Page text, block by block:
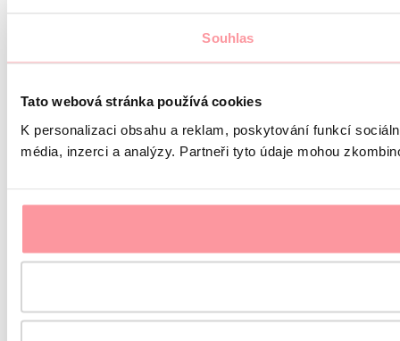
Souhlas
Tato webová stránka používá cookies
K personalizaci obsahu a reklam, poskytování funkcí
média, inzerci a analýzy. Partneři tyto údaje mohou